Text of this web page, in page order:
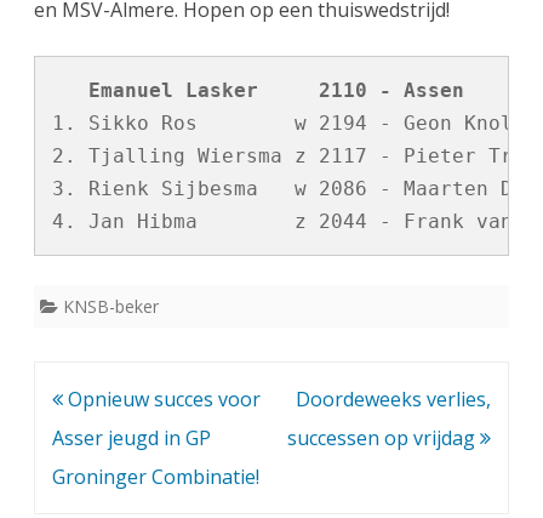
en MSV-Almere. Hopen op een thuiswedstrijd!
Emanuel Lasker     2110 - Assen
1. Sikko Ros        w 2194 - Geon
2. Tjalling Wiersma z 2117 - Pieter
3. Rienk Sijbesma   w 2086 - Maarten
KNSB-beker
Bericht
navigatie
Opnieuw succes voor
Asser jeugd in GP
Groninger Combinatie!
Doordeweeks verlies,
successen op vrijdag